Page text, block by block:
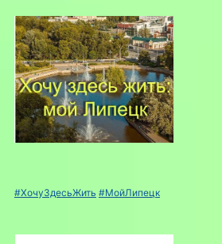
#ХочуЗдесьЖить #МойЛипецк